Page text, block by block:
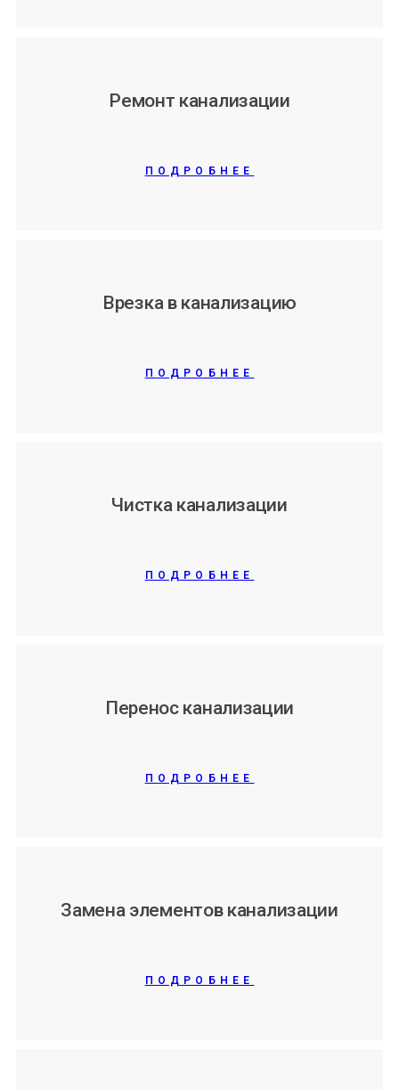
Ремонт канализации
ПОДРОБНЕЕ
Врезка в канализацию
ПОДРОБНЕЕ
Чистка канализации
ПОДРОБНЕЕ
Перенос канализации
ПОДРОБНЕЕ
Замена элементов канализации
ПОДРОБНЕЕ